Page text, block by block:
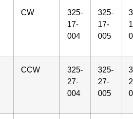
CW
325-
17-
004
325-
17-
005
CCW
325-
27-
004
325-
27-
005